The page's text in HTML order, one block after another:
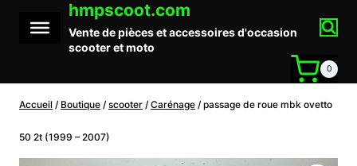
contenu
hmpscoot.com
Vente de pièces et accessoires d'occasion
scooter et moto
0
Accueil / Boutique / scooter / Carénage / passage de roue mbk ovetto
50 2t (1999 – 2007)